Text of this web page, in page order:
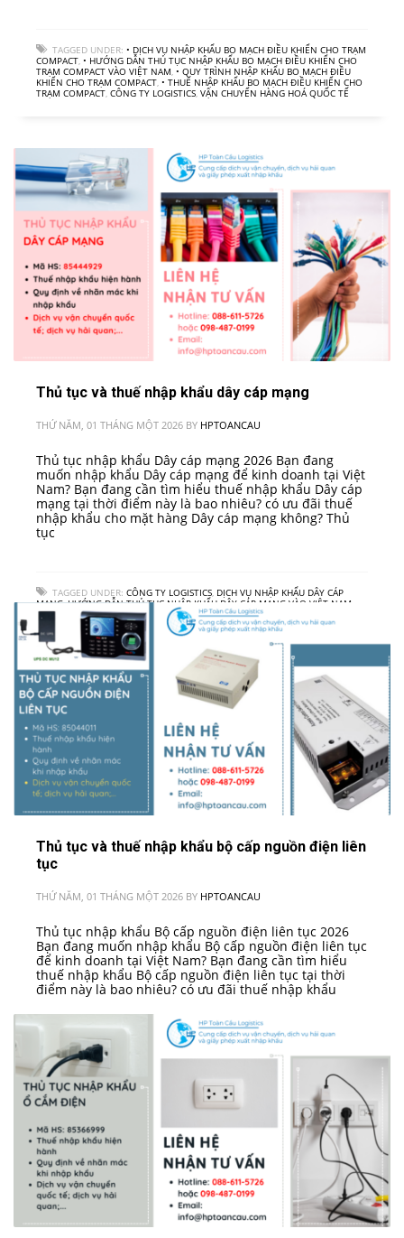
TAGGED UNDER: • DỊCH VỤ NHẬP KHẨU BO MẠCH ĐIỀU KHIỂN CHO TRẠM
COMPACT, • HƯỚNG DẪN THỦ TỤC NHẬP KHẨU BO MẠCH ĐIỀU KHIỂN CHO
TRẠM COMPACT VÀO VIỆT NAM, • QUY TRÌNH NHẬP KHẨU BO MẠCH ĐIỀU
KHIỂN CHO TRẠM COMPACT, • THUẾ NHẬP KHẨU BO MẠCH ĐIỀU KHIỂN CHO
TRẠM COMPACT, CÔNG TY LOGISTICS, VẬN CHUYỂN HÀNG HOÁ QUỐC TẾ
Thủ tục và thuế nhập khẩu dây cáp mạng
THỨ NĂM, 01 THÁNG MỘT 2026 BY HPTOANCAU
Thủ tục nhập khẩu Dây cáp mạng 2026 Bạn đang
muốn nhập khẩu Dây cáp mạng để kinh doanh tại Việt
Nam? Bạn đang cần tìm hiểu thuế nhập khẩu Dây cáp
mạng tại thời điểm này là bao nhiêu? có ưu đãi thuế
nhập khẩu cho mặt hàng Dây cáp mạng không? Thủ
tục
TAGGED UNDER: CÔNG TY LOGISTICS, DỊCH VỤ NHẬP KHẨU DÂY CÁP
MẠNG,HƯỚNG DẪN THỦ TỤC NHẬP KHẨU DÂY CÁP MẠNG VÀO VIỆT NAM
QUY TRÌNH NHẬP KHẨU DÂY CÁP MẠNG,THUẾ NHẬP KHẨU DÂY CÁP MẠNG
VẬN CHUYỂN HÀNG HOÁ QUỐC TẾ
Thủ tục và thuế nhập khẩu bộ cấp nguồn điện liên
tục
THỨ NĂM, 01 THÁNG MỘT 2026 BY HPTOANCAU
Thủ tục nhập khẩu Bộ cấp nguồn điện liên tục 2026
Bạn đang muốn nhập khẩu Bộ cấp nguồn điện liên tục
để kinh doanh tại Việt Nam? Bạn đang cần tìm hiểu
thuế nhập khẩu Bộ cấp nguồn điện liên tục tại thời
điểm này là bao nhiêu? có ưu đãi thuế nhập khẩu